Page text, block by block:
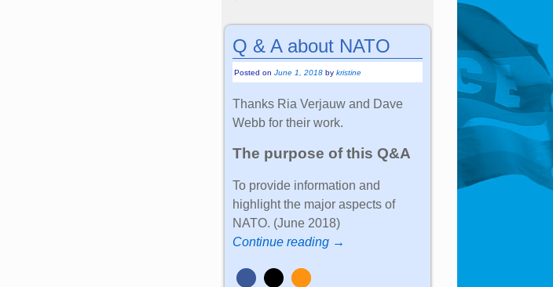
Q & A about NATO
Posted onJune 1, 2018 bykristine
Thanks Ria Verjauw and Dave
Webb for their work.
The purpose of this Q&A
To provide information and
highlight the major aspects of
NATO. (June 2018)
Continue reading →